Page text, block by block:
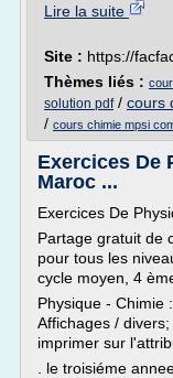
Lire la suite
Site : https://
Thèmes liés :
solution pdf/ cours
/ cours chimie mpsi
Exercices De
Maroc ...
Exercices De
Partage gratuit de
pour tous les
cycle moyen, 4
Physique - Chimie
Affichages /
imprimer sur
. le troisiéme